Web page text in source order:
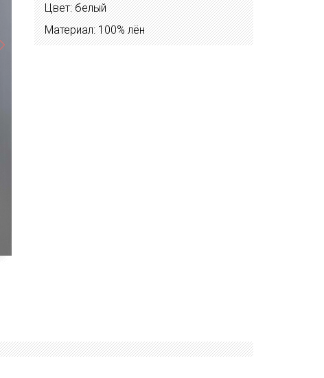
Цвет: белый
Материал: 100% лён